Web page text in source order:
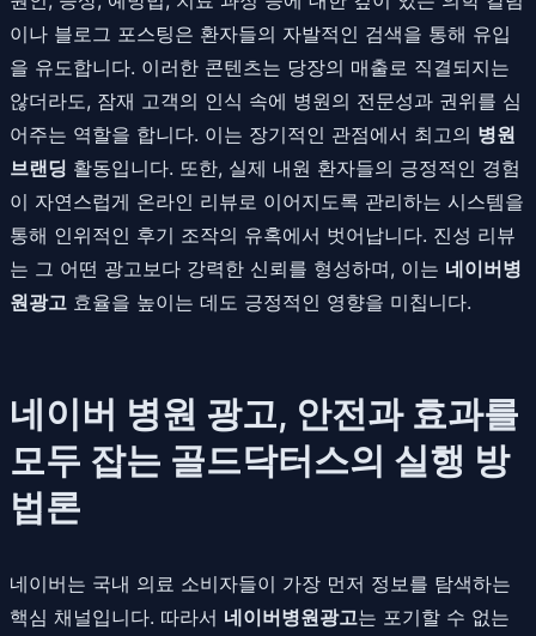
이나 블로그 포스팅은 환자들의 자발적인 검색을 통해 유입
을 유도합니다. 이러한 콘텐츠는 당장의 매출로 직결되지는
않더라도, 잠재 고객의 인식 속에 병원의 전문성과 권위를 심
어주는 역할을 합니다. 이는 장기적인 관점에서 최고의 병원
브랜딩 활동입니다. 또한, 실제 내원 환자들의 긍정적인 경험
이 자연스럽게 온라인 리뷰로 이어지도록 관리하는 시스템을
통해 인위적인 후기 조작의 유혹에서 벗어납니다. 진성 리뷰
는 그 어떤 광고보다 강력한 신뢰를 형성하며, 이는 네이버병
원광고 효율을 높이는 데도 긍정적인 영향을 미칩니다.
네이버 병원 광고, 안전과 효과를
모두 잡는 골드닥터스의 실행 방
법론
네이버는 국내 의료 소비자들이 가장 먼저 정보를 탐색하는
핵심 채널입니다. 따라서 네이버병원광고는 포기할 수 없는